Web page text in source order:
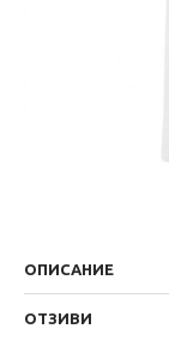
ОПИСАНИЕ
ОТЗИВИ